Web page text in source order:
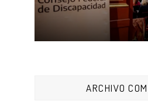
ARCHIVO